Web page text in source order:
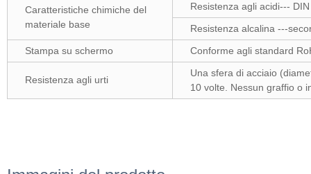
Caratteristiche chimiche del
materiale base
Resistenza agli acidi---
Resistenza alcalina ---
Stampa su schermo
Conforme agli standard
Resistenza agli urti
Una sfera di acciaio
10 volte. Nessun graffio o